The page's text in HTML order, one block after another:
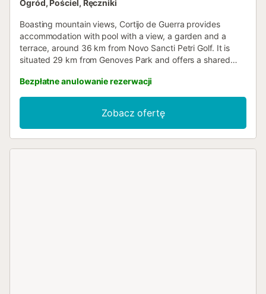
Ogród, Pościel, Ręczniki
Boasting mountain views, Cortijo de Guerra provides
accommodation with pool with a view, a garden and a
terrace, around 36 km from Novo Sancti Petri Golf. It is
situated 29 km from Genoves Park and offers a shared
Bezpłatne anulowanie rezerwacji
Zobacz ofertę